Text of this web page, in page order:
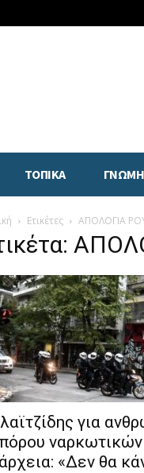
ΤΟΠΙΚΑ ΓΝΩΜΗ
Ετικέτες ΑΠΟΛΟΓΙΑ
για
«Δεν θα